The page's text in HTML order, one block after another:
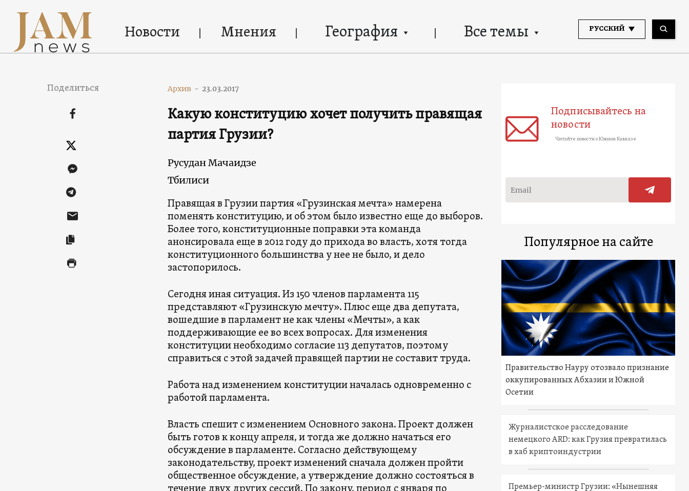
Новости Мнения География Все темы РУССКИЙ
Поделиться Архив - 23.03.2017
Какую конституцию хочет получить правящая
партия Грузии?
Русудан Мачаидзе
Тбилиси
Правящая в Грузии партия «Грузинская мечта» намерена
поменять конституцию, и об этом было известно еще до выборов.
Более того, конституционные поправки эта команда
анонсировала еще в 2012 году до прихода во власть, хотя тогда
конституционного большинства у нее не было, и дело
застопорилось.
Сегодня иная ситуация. Из 150 членов парламента 115
представляют «Грузинскую мечту». Плюс еще два депутата,
вошедшие в парламент не как члены «Мечты», а как
поддерживающие ее во всех вопросах. Для изменения
конституции необходимо согласие 113 депутатов, поэтому
справиться с этой задачей правящей партии не составит труда.
Работа над изменением конституции началась одновременно с
работой парламента.
Власть спешит с изменением Основного закона. Проект должен
быть готов к концу апреля, и тогда же должно начаться его
обсуждение в парламенте. Согласно действующему
законодательству, проект изменений сначала должен пройти
общественное обсуждение, а утверждение должно состояться в
Подписывайтесь на
новости
Читайте новости о Южном Кавказе
Популярное на сайте
Правительство Науру отозвало признание
оккупированных Абхазии и Южной
Осетии
Журналистское расследование
немецкого ARD: как Грузия превратилась
в хаб криптоиндустрии
Премьер-министр Грузии: «Нынешняя